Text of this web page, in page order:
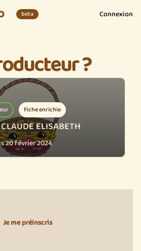
beta Connexion
?
Fiche enrichie
ELISABETH
20 février 2024
Je me préinscris